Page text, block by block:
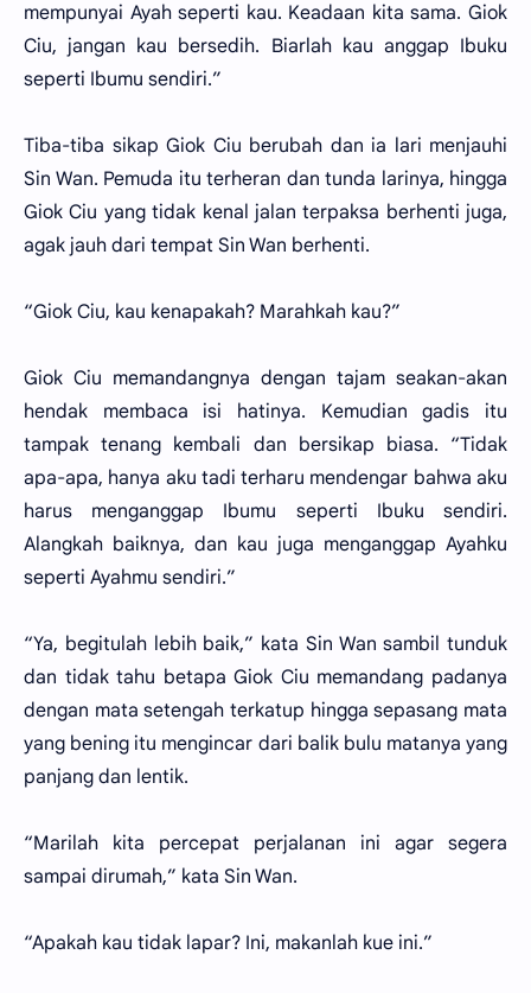
mempunyai Ayah seperti kau. Keadaan kita sama. Giok
Ciu, jangan kau bersedih. Biarlah kau anggap Ibuku
seperti Ibumu sendiri.”
Tiba-tiba sikap Giok Ciu berubah dan ia lari menjauhi
Sin Wan. Pemuda itu terheran dan tunda larinya, hingga
Giok Ciu yang tidak kenal jalan terpaksa berhenti juga,
agak jauh dari tempat Sin Wan berhenti.
“Giok Ciu, kau kenapakah? Marahkah kau?”
Giok Ciu memandangnya dengan tajam seakan-akan
hendak membaca isi hatinya. Kemudian gadis itu
tampak tenang kembali dan bersikap biasa. “Tidak
apa-apa, hanya aku tadi terharu mendengar bahwa aku
harus menganggap Ibumu seperti Ibuku sendiri.
Alangkah baiknya, dan kau juga menganggap Ayahku
seperti Ayahmu sendiri.”
“Ya, begitulah lebih baik,” kata Sin Wan sambil tunduk
dan tidak tahu betapa Giok Ciu memandang padanya
dengan mata setengah terkatup hingga sepasang mata
yang bening itu mengincar dari balik bulu matanya yang
panjang dan lentik.
“Marilah kita percepat perjalanan ini agar segera
sampai dirumah,” kata Sin Wan.
“Apakah kau tidak lapar? Ini, makanlah kue ini.”